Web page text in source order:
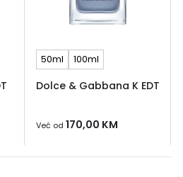
50ml 100ml
Dolce & Gabbana K EDT
Već od 170,00 KM